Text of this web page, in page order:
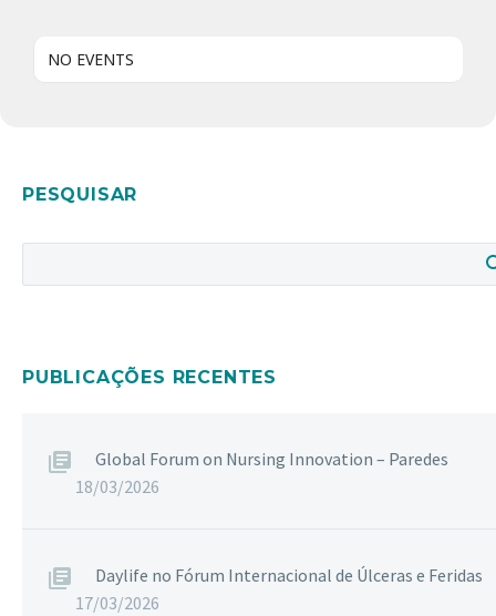
NO EVENTS
PESQUISAR
PUBLICAÇÕES RECENTES
Global Forum on Nursing Innovation – Paredes
18/03/2026
Daylife no Fórum Internacional de Úlceras e Feridas
17/03/2026